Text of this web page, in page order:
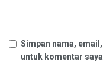
Simpan nama,
untuk komentar